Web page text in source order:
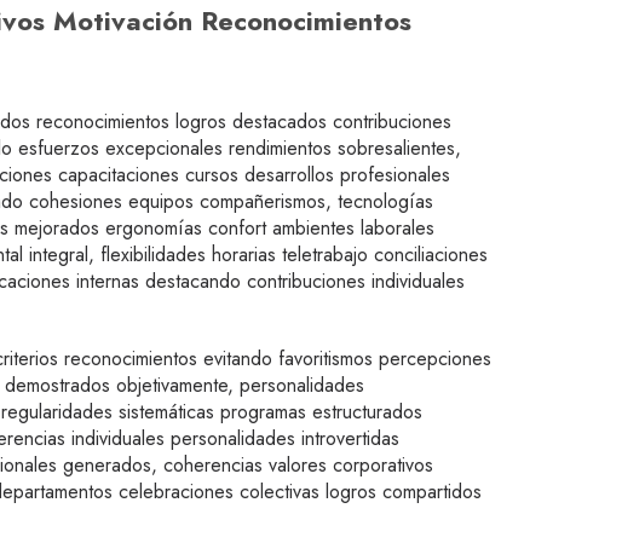
Motivación Reconocimientos
reconocimientos logros destacados contribuciones
esfuerzos excepcionales rendimientos sobresalientes,
capacitaciones cursos desarrollos profesionales
cohesiones equipos compañerismos, tecnologías
ergonomías confort ambientes laborales
integral, flexibilidades horarias teletrabajo conciliaciones
internas destacando contribuciones individuales
reconocimientos evitando favoritismos percepciones
objetivamente, personalidades
sistemáticas programas estructurados
individuales personalidades introvertidas
generados, coherencias valores corporativos
celebraciones colectivas logros compartidos